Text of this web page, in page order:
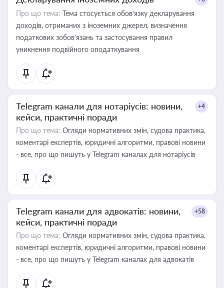
Про що тема: Тема стосується обов’язку декларування
доходів, отриманих з іноземних джерел, визначення
податкових зобов’язань та застосування правил
уникнення подвійного оподаткування
Telegram канали для нотаріусів: новини,
кейси, практичні поради
+4
Про що тема: Огляди нормативних змін, судова практика,
коментарі експертів, юридичні алгоритми, правові новини
- все, про що пишуть у Telegram каналах для нотаріусів
Telegram канали для адвокатів: новини,
кейси, практичні поради
+58
Про що тема: Огляди нормативних змін, судова практика,
коментарі експертів, юридичні алгоритми, правові новини
- все, про що пишуть у Telegram каналах для адвокатів